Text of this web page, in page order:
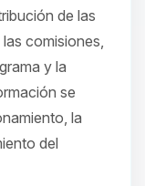
de las
comisiones,
y la
se
la
del